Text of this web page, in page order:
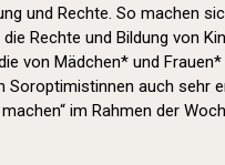
und Rechte. So machen
Rechte und Bildung von
von Mädchen* und
Soroptimistinnen auch sehr
im Rahmen der